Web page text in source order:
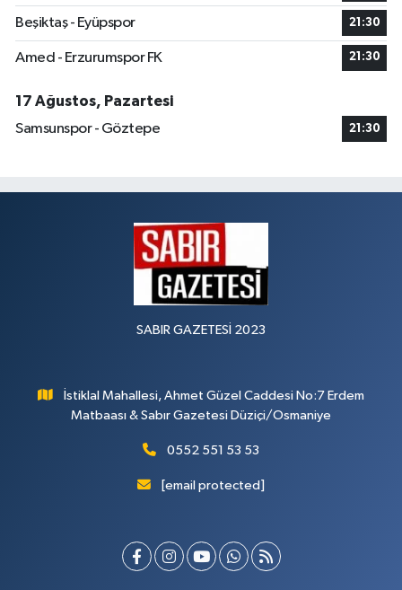
Beşiktaş - Eyüpspor 21:30
Amed - Erzurumspor FK 21:30
17 Ağustos, Pazartesi
Samsunspor - Göztepe
21:30
SABIR GAZETESİ 2023
İstiklal Mahallesi, Ahmet Güzel Caddesi No:7 Erdem
Matbaası & Sabır Gazetesi Düziçi/Osmaniye
0552 551 53 53
[email protected]